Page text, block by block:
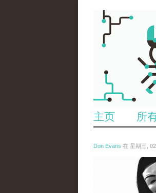
主页 所
Don Evans 在 星期三,